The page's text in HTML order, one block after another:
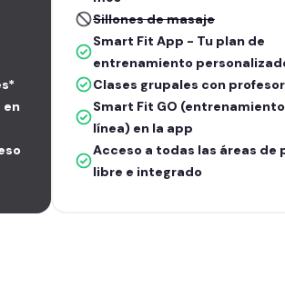
en
Sillones de masaje
Smart Fit App - Tu plan de
entrenamiento
Clases grupales con
Smart Fit GO
línea) en la app
Acceso a todas las áreas de
libre e integrado